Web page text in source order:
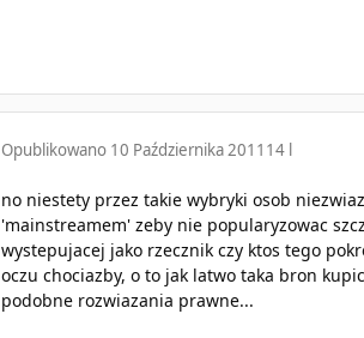
Opublikowano 10 Października 2011 14 l
no niestety przez takie wybryki osob
'mainstreamem' zeby nie popularyzowac
wystepujacej jako rzecznik czy ktos tego
oczu chociazby, o to jak latwo taka bron
podobne rozwiazania prawne...